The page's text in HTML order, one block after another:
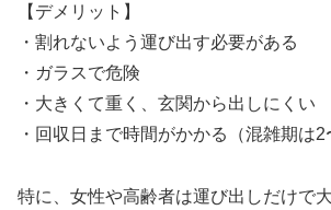
【デメリット】
・割れないよう運び出す必要がある
・ガラスで危険
・大きくて重く、玄関から出しにくい
・回収日まで時間がかかる（混雑期は2
特に、女性や高齢者は運び出しだけで